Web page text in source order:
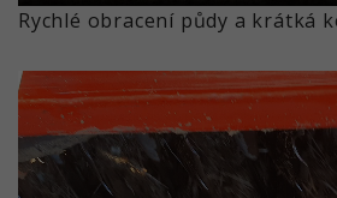
Rychlé obracení půdy a krátká